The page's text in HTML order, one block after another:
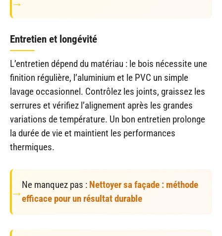
Entretien et longévité
L’entretien dépend du matériau : le bois nécessite une
finition régulière, l’aluminium et le PVC un simple
lavage occasionnel. Contrôlez les joints, graissez les
serrures et vérifiez l’alignement après les grandes
variations de température. Un bon entretien prolonge
la durée de vie et maintient les performances
thermiques.
Ne manquez pas : Nettoyer sa façade : méthode
efficace pour un résultat durable